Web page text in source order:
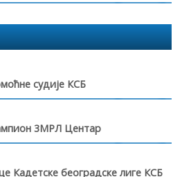
судије КСБ
3МРЛ Центар
Кадетске београдске лиге КСБ